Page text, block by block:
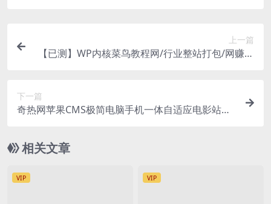
上一篇
【已测】WP内核菜鸟教程网/行业整站打包/网赚教
下一篇
奇热网苹果CMS极简电脑手机一体自适应电影站模
相关文章
VIP VIP